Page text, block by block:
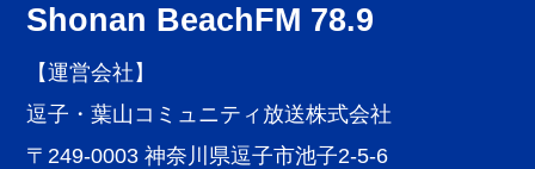
Shonan BeachFM 78.9
【運営会社】
逗子・葉山コミュニティ放送株式会社
〒249-0003 神奈川県逗子市池子2-5-6